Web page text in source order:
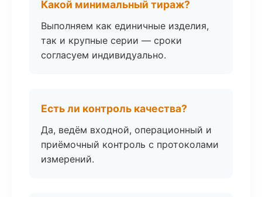
Какой минимальный тираж?
Выполняем как единичные изделия,
так и крупные серии — сроки
согласуем индивидуально.
Есть ли контроль качества?
Да, ведём входной, операционный и
приёмочный контроль с протоколами
измерений.